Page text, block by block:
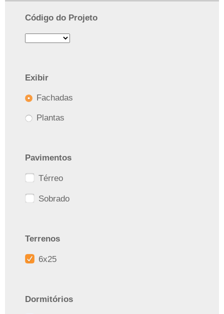
Código do Projeto
Exibir
Fachadas
Plantas
Pavimentos
Térreo
Sobrado
Terrenos
6x25
Dormitórios